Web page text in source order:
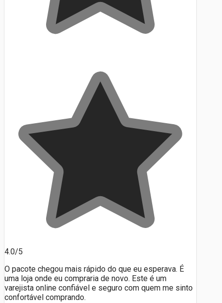
4.0/5
O pacote chegou mais rápido do que eu esperava. É
uma loja onde eu compraria de novo. Este é um
varejista online confiável e seguro com quem me sinto
confortável comprando.